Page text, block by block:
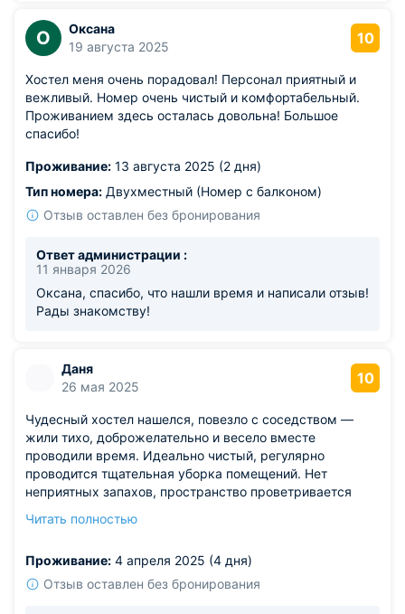
О
Оксана
19 августа 2025
10
Хостел меня очень порадовал! Персонал приятный и
вежливый. Номер очень чистый и комфортабельный.
Проживанием здесь осталась довольна! Большое
спасибо!
Проживание: 13 августа 2025 (2 дня)
Тип номера: Двухместный (Номер с балконом)
Отзыв оставлен без бронирования
Ответ администрации :
11 января 2026
Оксана, спасибо, что нашли время и написали отзыв!
Рады знакомству!
Даня
26 мая 2025
10
Чудесный хостел нашелся, повезло с соседством —
жили тихо, доброжелательно и весело вместе
проводили время. Идеально чистый, регулярно
проводится тщательная уборка помещений. Нет
неприятных запахов, пространство проветривается
городской черте. Впечатления наилучшие, хвалебный
Читать полностью
Проживание: 4 апреля 2025 (4 дня)
Отзыв оставлен без бронирования